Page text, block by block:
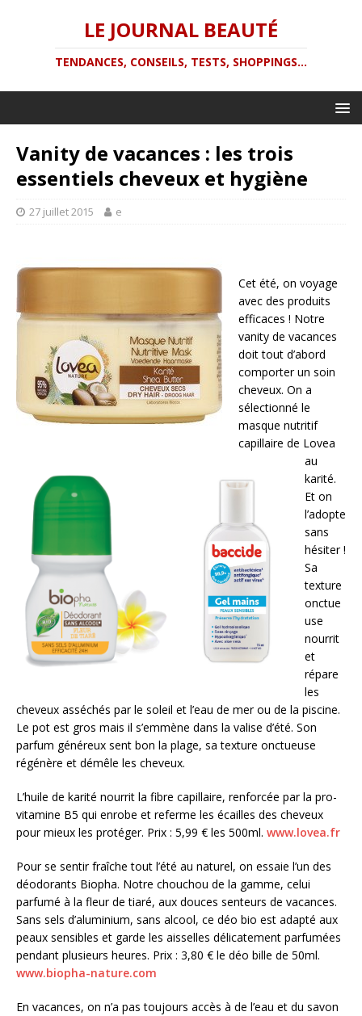
LE JOURNAL BEAUTÉ
TENDANCES, CONSEILS, TESTS, SHOPPINGS...
Vanity de vacances : les trois
essentiels cheveux et hygiène
27 juillet 2015 e
Cet été, on voyage
avec des produits
efficaces ! Notre
vanity de vacances
doit tout d’abord
comporter un soin
cheveux. On a
sélectionné le
masque nutritif
capillaire de Lovea
au
karité.
Et on
l’adopte
sans
hésiter !
Sa
texture
onctue
use
nourrit
et
répare
les
cheveux asséchés par le soleil et l’eau de mer ou de la piscine.
Le pot est gros mais il s’emmène dans la valise d’été. Son
parfum généreux sent bon la plage, sa texture onctueuse
régénère et démêle les cheveux.
L’huile de karité nourrit la fibre capillaire, renforcée par la pro-
vitamine B5 qui enrobe et referme les écailles des cheveux
pour mieux les protéger. Prix : 5,99 € les 500ml. www.lovea.fr
Pour se sentir fraîche tout l’été au naturel, on essaie l’un des
déodorants Biopha. Notre chouchou de la gamme, celui
parfumé à la fleur de tiaré, aux douces senteurs de vacances.
Sans sels d’aluminium, sans alcool, ce déo bio est adapté aux
peaux sensibles et garde les aisselles délicatement parfumées
pendant plusieurs heures. Prix : 3,80 € le déo bille de 50ml.
www.biopha-nature.com
En vacances, on n’a pas toujours accès à de l’eau et du savon